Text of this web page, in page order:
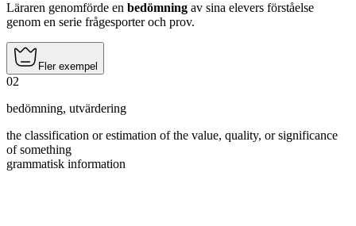
Läraren genomförde en bedömning av sina elevers förståelse
genom en serie frågesporter och prov.
Fler exempel
02
bedömning, utvärdering
the classification or estimation of the value, quality, or significance
of something
grammatisk information